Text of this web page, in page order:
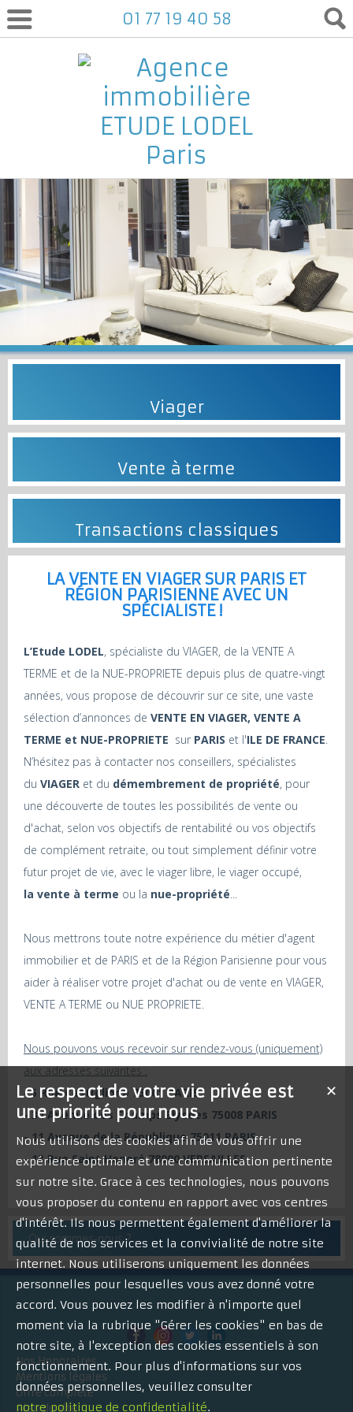
01 77 19 40 58
Viager
Vente à terme
Transactions classiques
LA VENTE EN VIAGER SUR PARIS ET
RÉGION PARISIENNE AVEC UN
SPÉCIALISTE !
L’Etude LODEL, spécialiste du VIAGER, de la VENTE A
TERME et de la NUE-PROPRIETE depuis plus de quatre-vingt
années, vous propose de découvrir sur ce site, une vaste
sélection d’annonces de VENTE EN VIAGER, VENTE A
TERME et NUE-PROPRIETE sur PARIS et l'ILE DE FRANCE.
N’hésitez pas à contacter nos conseillers, spécialistes
du VIAGER et du démembrement de propriété, pour
une découverte de toutes les possibilités de vente ou
d'achat, selon vos objectifs de rentabilité ou vos objectifs
de complément retraite, ou tout simplement définir votre
futur projet de vie, avec le viager libre, le viager occupé,
la vente à terme ou la nue-propriété...
Nous mettrons toute notre expérience du métier d'agent
immobilier et de PARIS et de la Région Parisienne pour vous
aider à réaliser votre projet d'achat ou de vente en VIAGER,
VENTE A TERME ou NUE PROPRIETE.
Nous pouvons vous recevoir sur rendez-vous (uniquement)
aux adresses suivantes :
-5 Rue Castiglione 75001 PARIS
- 34 Avenue des Champs Elysées 75008 PARIS
- 11 Avenue de la République 75011 PARIS
- 13 Rue Saint Honoré 78000 VERSAILLES
Qui sommes-nous ?
Nos Honoraires
Mentions légales
Offre complète
Plan du site
✕
Le respect de votre vie privée est
une priorité pour nous
Nous utilisons des cookies afin de vous offrir une
expérience optimale et une communication pertinente
sur notre site. Grace à ces technologies, nous pouvons
vous proposer du contenu en rapport avec vos centres
d'intérêt. Ils nous permettent également d'améliorer la
qualité de nos services et la convivialité de notre site
internet. Nous utiliserons uniquement les données
personnelles pour lesquelles vous avez donné votre
accord. Vous pouvez les modifier à n'importe quel
moment via la rubrique "Gérer les cookies" en bas de
notre site, à l'exception des cookies essentiels à son
fonctionnement. Pour plus d'informations sur vos
données personnelles, veuillez consulter
notre politique de confidentialité.